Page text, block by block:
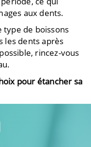
aux dents.
type de boissons
les dents après
rincez-vous
pour étancher sa